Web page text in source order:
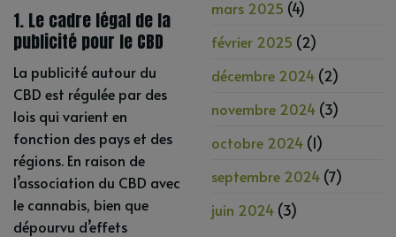
1. Le cadre légal de la
publicité pour le CBD
La publicité autour du
CBD est régulée par des
lois qui varient en
fonction des pays et des
régions. En raison de
l’association du CBD avec
le cannabis, bien que
dépourvu d’effets
mars 2025 (4)
février 2025 (2)
décembre 2024 (2)
novembre 2024 (3)
octobre 2024 (1)
septembre 2024 (7)
juin 2024 (3)